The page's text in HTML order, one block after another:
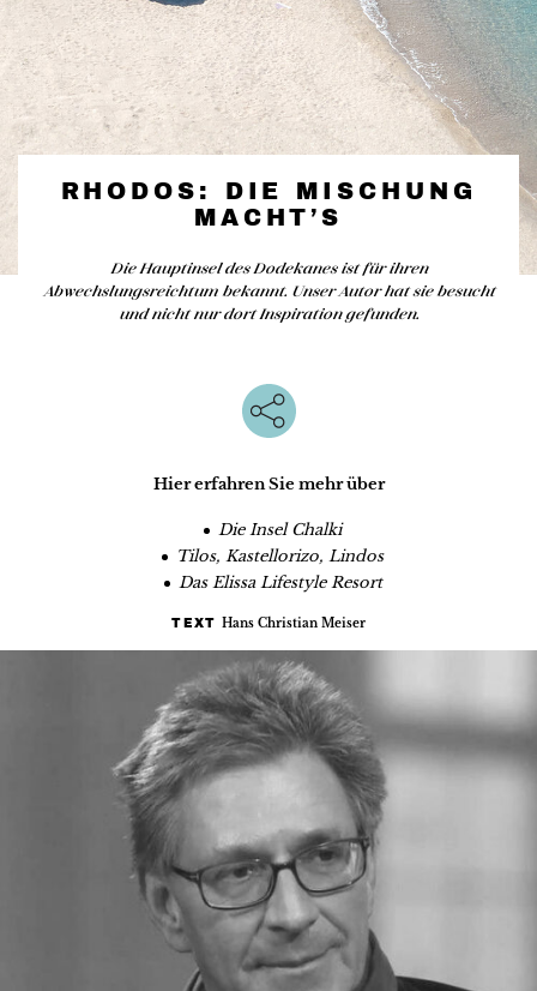
RHODOS: DIE MISCHUNG
MACHT’S
Die Hauptinsel des Dodekanes ist für ihren
Abwechslungsreichtum bekannt. Unser Autor hat sie besucht
und nicht nur dort Inspiration gefunden.
Hier erfahren Sie mehr über
Die Insel Chalki
Tilos, Kastellorizo, Lindos
Das Elissa Lifestyle Resort
TEXT Hans Christian Meiser